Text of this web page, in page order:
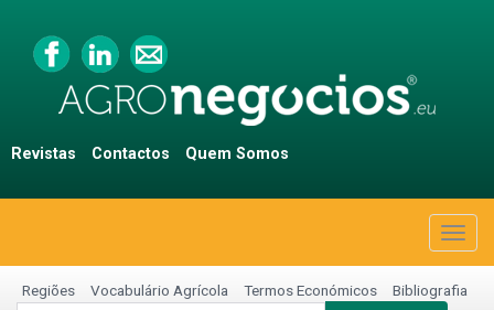
Revistas Contactos Quem Somos
Regiões Vocabulário Agrícola Termos Económicos Bibliografia